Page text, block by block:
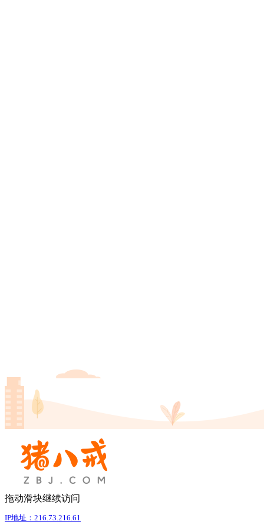
拖动滑块继续访问
IP地址：216.73.216.61